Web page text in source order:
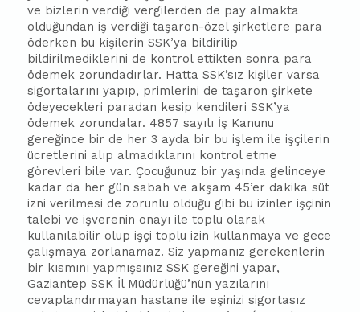
ve bizlerin verdiği vergilerden de pay almakta
olduğundan iş verdiği taşaron-özel şirketlere para
öderken bu kişilerin SSK’ya bildirilip
bildirilmediklerini de kontrol ettikten sonra para
ödemek zorundadırlar. Hatta SSK’sız kişiler varsa
sigortalarını yapıp, primlerini de taşaron şirkete
ödeyecekleri paradan kesip kendileri SSK’ya
ödemek zorundalar. 4857 sayılı İş Kanunu
gereğince bir de her 3 ayda bir bu işlem ile işçilerin
ücretlerini alıp almadıklarını kontrol etme
görevleri bile var. Çocuğunuz bir yaşında gelinceye
kadar da her gün sabah ve akşam 45’er dakika süt
izni verilmesi de zorunlu olduğu gibi bu izinler işçinin
talebi ve işverenin onayı ile toplu olarak
kullanılabilir olup işçi toplu izin kullanmaya ve gece
çalışmaya zorlanamaz. Siz yapmanız gerekenlerin
bir kısmını yapmışsınız SSK gereğini yapar,
Gaziantep SSK İl Müdürlüğü’nün yazılarını
cevaplandırmayan hastane ile eşinizi sigortasız